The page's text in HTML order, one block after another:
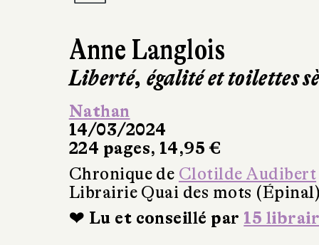
Anne Langlois
Liberté, égalité et toilettes
Nathan
14/03/2024
224 pages, 14,95 €
Chronique de Clotilde Audibert
Librairie Quai des mots
❤ Lu et conseillé par 15